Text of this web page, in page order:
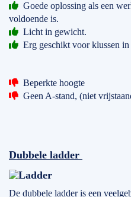
Goede oplossing als een
voldoende is.
Licht in gewicht.
Erg geschikt voor klussen
Beperkte hoogte
Geen A-stand, (niet
Dubbele ladder
De dubbele ladder is een